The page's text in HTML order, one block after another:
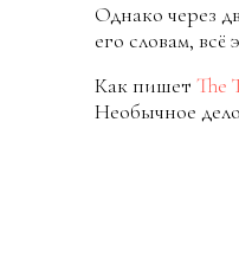
Однако через
его словам,
Как пишет The
Необычное